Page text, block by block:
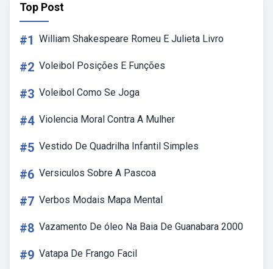
Top Post
#1 William Shakespeare Romeu E Julieta Livro
#2 Voleibol Posições E Funções
#3 Voleibol Como Se Joga
#4 Violencia Moral Contra A Mulher
#5 Vestido De Quadrilha Infantil Simples
#6 Versiculos Sobre A Pascoa
#7 Verbos Modais Mapa Mental
#8 Vazamento De óleo Na Baia De Guanabara 2000
#9 Vatapa De Frango Facil